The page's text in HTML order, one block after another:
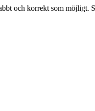
och korrekt som